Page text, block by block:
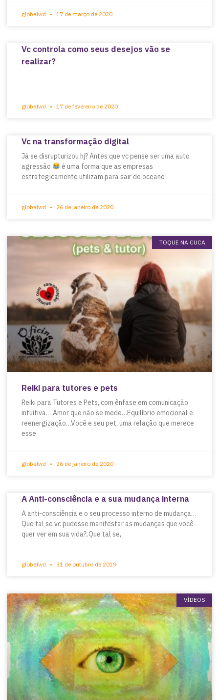
globalwd 17 de março de 2020
Vc controla como seus desejos vão se
realizar?
globalwd 17 de fevereiro de 2020
Vc na transformação digital
Já se disrupturizou hj? Antes que vc pense ser uma auto
agressão
é uma forma que as empresas
estrategicamente utilizam para sair do oceano
globalwd 26 de janeiro de 2020
TOQUE NA CUCA
Reiki para tutores e pets
Reiki para Tutores e Pets, com ênfase em comunicação
intuitiva.…Amor que não se mede…Equilíbrio emocional e
reenergização…Você e seu pet, uma relação que merece
esse
globalwd 26 de janeiro de 2020
A Anti-consciência e a sua mudança interna
A anti-consciência e o seu processo interno de mudança…
Que tal se vc pudesse manifestar as mudanças que você
quer ver em sua vida?..Que tal se,
globalwd 31 de outubro de 2019
VÍDEOS